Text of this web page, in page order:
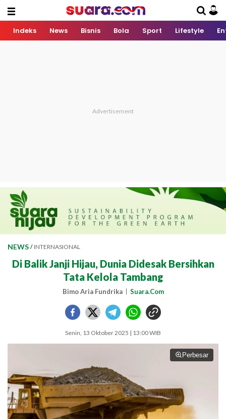
Indeks News Bisnis Bola Sport Lifestyle
NEWS / INTERNASIONAL
Di Balik Janji Hijau, Dunia Didesak Bersihkan
Tata Kelola Tambang
Bimo Aria Fundrika Suara.Com
Senin, 13 Oktober 2025 | 13:00 WIB
Perbesar